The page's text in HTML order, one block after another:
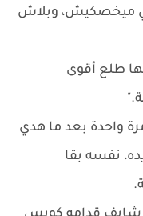
ميخصكيش، وبلاش
طلع أقوى
واحدة بعد ما هدي
نفسه بقا